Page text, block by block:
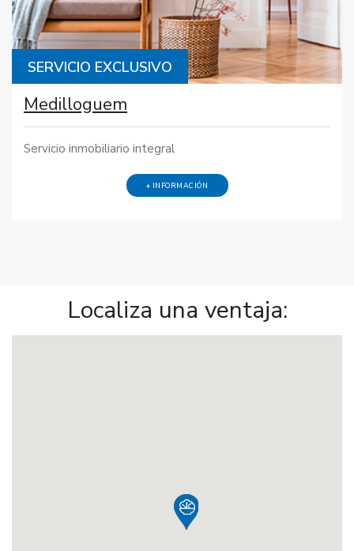
SERVICIO EXCLUSIVO
Medilloguem
Servicio inmobiliario integral
+ INFORMACIÓN
Localiza una ventaja: